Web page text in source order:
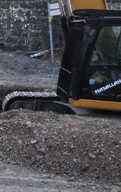
Karaman
Kırıkkale
Batman
Şırnak
Bartın
Ardahan